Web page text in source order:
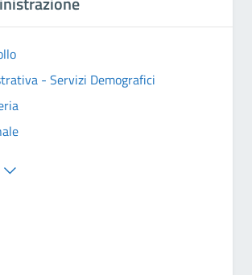
- Servizi Demografici